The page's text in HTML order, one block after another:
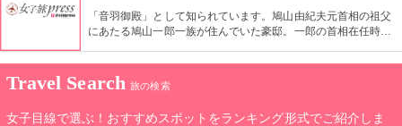
できる。活気づき、賑わった市場にいると自然と誰もが元気に
なれ、働いている人たちとの会話のある買い物を楽しめる。
「音羽御殿」として知られています。鳩山由紀夫元首相の祖父
にあたる鳩山一郎一族が住んでいた豪邸。一郎の首相在任時に
8（1996）年に大修復を完了させ、鳩山会館としてオープンし
ました。敷地内のバラやボタン、桜も見事です。
Travel Search 旅の検索
女子目線で選ぶ！おすすめスポットをランキング形式でご紹介しま